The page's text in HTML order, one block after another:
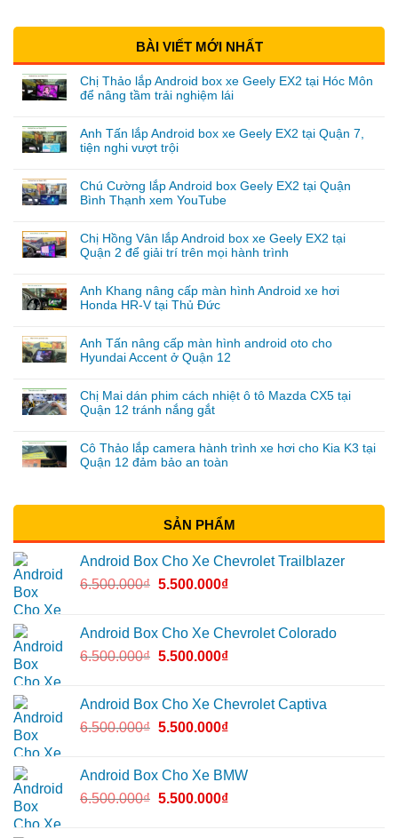
BÀI VIẾT MỚI NHẤT
Chị Thảo lắp Android box xe Geely EX2 tại Hóc Môn
để nâng tầm trải nghiệm lái
Anh Tấn lắp Android box xe Geely EX2 tại Quận 7,
tiện nghi vượt trội
Chú Cường lắp Android box Geely EX2 tại Quận
Bình Thạnh xem YouTube
Chị Hồng Vân lắp Android box xe Geely EX2 tại
Quận 2 để giải trí trên mọi hành trình
Anh Khang nâng cấp màn hình Android xe hơi
Honda HR-V tại Thủ Đức
Anh Tấn nâng cấp màn hình android oto cho
Hyundai Accent ở Quận 12
Chị Mai dán phim cách nhiệt ô tô Mazda CX5 tại
Quận 12 tránh nắng gắt
Cô Thảo lắp camera hành trình xe hơi cho Kia K3 tại
Quận 12 đảm bảo an toàn
SẢN PHẨM
Android Box Cho Xe Chevrolet Trailblazer
6.500.000₫ 5.500.000₫
Android Box Cho Xe Chevrolet Colorado
6.500.000₫ 5.500.000₫
Android Box Cho Xe Chevrolet Captiva
6.500.000₫ 5.500.000₫
Android Box Cho Xe BMW
6.500.000₫ 5.500.000₫